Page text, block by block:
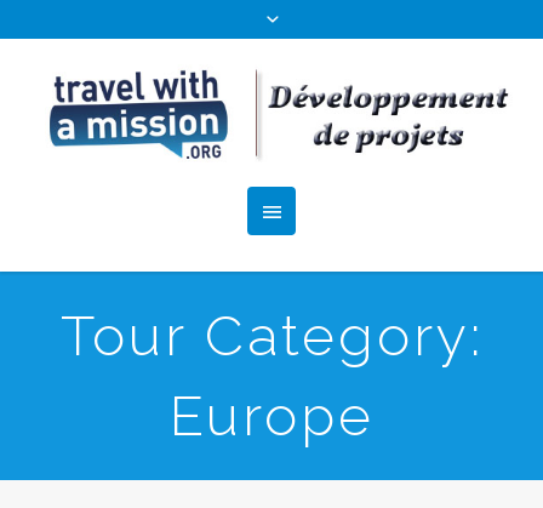
Tour Category:
Europe